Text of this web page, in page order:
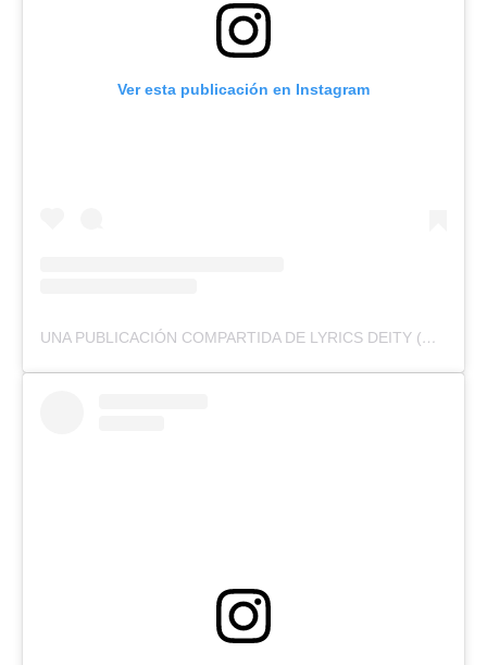
Ver esta publicación en Instagram
UNA PUBLICACIÓN COMPARTIDA DE LYRICS DEITY (@KABAKAPYRAMID)